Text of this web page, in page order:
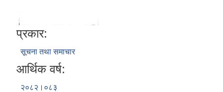
प्रकार:
सूचना तथा समाचार
आर्थिक वर्ष:
२०८२।०८३